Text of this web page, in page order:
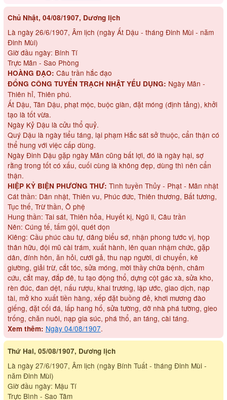
Chủ Nhật, 04/08/1907, Dương lịch
Là ngày 26/6/1907, Âm lịch (ngày Ất Dậu - tháng Đinh Mùi - năm
Đinh Mùi)
Giờ đầu ngày: Bính Tí
Trực Mãn - Sao Phòng
HOÀNG ĐẠO: Câu trần hắc đạo
ĐỔNG CÔNG TUYỂN TRẠCH NHẬT YẾU DỤNG: Ngày Mãn -
Thiên hỉ, Thiên phú.
Ất Dậu, Tân Dậu, phạt mộc, buộc giàn, đặt móng (định tảng), khởi
tạo là tốt vừa.
Ngày Kỷ Dậu là cửu thổ quỷ.
Quý Dậu là ngày tiểu táng, lại phạm Hắc sát sở thuộc, cẩn thận có
thể hung với việc cấp dùng.
Ngày Đinh Dậu gặp ngày Mãn cũng bất lợi, đó là ngày hại, sợ
rằng trong tốt có xấu, cuối cùng là không đẹp, dùng thì nên cẩn
thận.
HIỆP KỶ BIỆN PHƯƠNG THƯ: Tình tuyền Thủy - Phạt - Mãn nhật
Cát thần: Dân nhật, Thiên vu, Phúc đức, Thiên thương, Bất tương,
Tục thế, Trừ thần, Ô phệ
Hung thần: Tai sát, Thiên hỏa, Huyết kị, Ngũ li, Câu trần
Nên: Cúng tế, tấm gội, quét dọn
Kiêng: Cầu phúc càu tự, dâng biểu sớ, nhận phong tước vị, họp
thân hữu, đội mũ cài trám, xuất hành, lên quan nhậm chức, gặp
dân, đính hôn, ăn hỏi, cưới gả, thu nạp người, di chuyển, kê
giường, giải trừ, cắt tóc, sửa móng, mời thầy chữa bệnh, châm
cứu, cắt may, đắp đê, tu tạo động thổ, dựng cột gác xà, sửa kho,
rèn đúc, đan dệt, nấu rượu, khai trương, lập ước, giao dịch, nạp
tài, mở kho xuất tiền hàng, xếp đặt buồng đẻ, khơi mương đào
giếng, đặt cối đá, lấp hang hố, sửa tường, dỡ nhà phá tường, gieo
trống, chăn nuôi, nạp gia súc, phá thổ, an táng, cài táng.
Xem thêm: Ngày 04/08/1907.
Thứ Hai, 05/08/1907, Dương lịch
Là ngày 27/6/1907, Âm lịch (ngày Bính Tuất - tháng Đinh Mùi -
năm Đinh Mùi)
Giờ đầu ngày: Mậu Tí
Trực Bình - Sao Tâm